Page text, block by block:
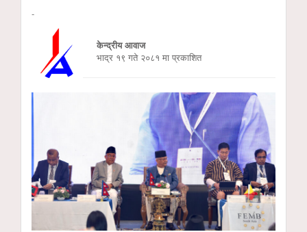
-
केन्द्रीय आवाज
भाद्र १९ गते २०८१ मा प्रकाशित